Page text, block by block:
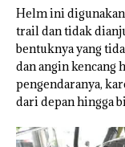
Helm ini
trail dan tidak
bentuknya yang
dan angin kencang
pengendaranya,
dari depan hingga